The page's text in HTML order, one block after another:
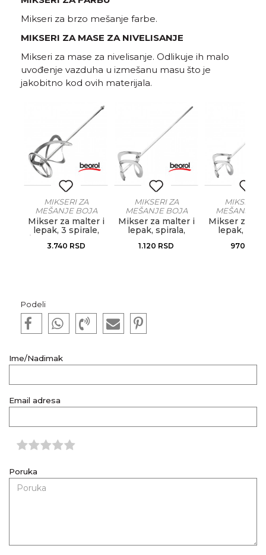
Mikseri za brzo mešanje farbe.
MIKSERI ZA MASE ZA NIVELISANJE
Mikseri za mase za nivelisanje. Odlikuje ih malo
uvođenje vazduha u izmešanu masu što je
jakobitno kod ovih materijala.
MIKSERI ZA
MEŠANJE BOJA
LEPKOVA I MALTERA
Mikser za malter i
lepak, 3 spirale,
Ø135mm x 600mm,
M14
3.740 RSD
MIKSERI ZA
MEŠANJE BOJA
LEPKOVA I MALTERA
Mikser za malter i
lepak, spirala,
1.120 RSD
MIKSERI
MEŠANJE
LEPKOVA I
Mikser za
lepak,
970
Podeli
Ime/Nadimak
Email adresa
Poruka